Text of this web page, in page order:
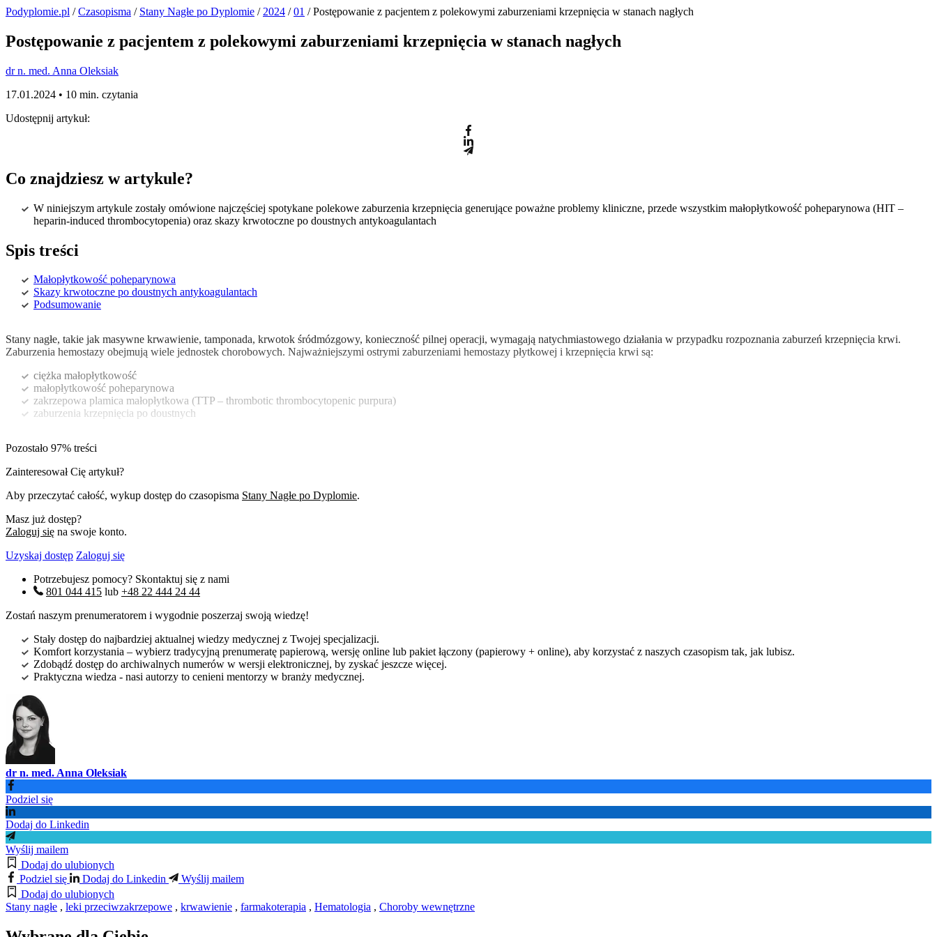
Podyplomie.pl /Czasopisma / Stany Nagłe po Dyplomie / 2024 /01 / Postępowanie z pacjentem z polekowymi zaburzeniami krzepnięcia w stanach nagłych
Postępowanie z pacjentem z polekowymi zaburzeniami krzepnięcia w stanach nagłych
dr n. med. Anna Oleksiak
17.01.2024 • 10 min. czytania
Udostępnij artykuł:
Co znajdziesz w artykule?
W niniejszym artykule zostały omówione najczęściej spotykane polekowe zaburzenia krzepnięcia generujące poważne problemy kliniczne, przede wszystkim małopłytkowość poheparynowa (HIT –
heparin-induced thrombocytopenia) oraz skazy krwotoczne po doustnych antykoagulantach
Spis treści
Małopłytkowość poheparynowa
Skazy krwotoczne po doustnych antykoagulantach
Podsumowanie
Stany nagłe, takie jak masywne krwawienie, tamponada, krwotok śródmózgowy, konieczność pilnej operacji, wymagają natychmiastowego działania w przypadku rozpoznania zaburzeń krzepnięcia krwi.
Zaburzenia hemostazy obejmują wiele jednostek chorobowych. Najważniejszymi ostrymi zaburzeniami hemostazy płytkowej i krzepnięcia krwi są:
ciężka małopłytkowość
małopłytkowość poheparynowa
zakrzepowa plamica małopłytkowa (TTP – thrombotic thrombocytopenic purpura)
zaburzenia krzepnięcia po doustnych
Pozostało 97% treści
Zainteresował Cię artykuł?
Aby przeczytać całość, wykup dostęp do czasopisma Stany Nagłe po Dyplomie.
Masz już dostęp?
Zaloguj się na swoje konto.
Uzyskaj dostęp Zaloguj się
Potrzebujesz pomocy? Skontaktuj się z nami
801 044 415 lub +48 22 444 24 44
Zostań naszym prenumeratorem i wygodnie poszerzaj swoją wiedzę!
Stały dostęp do najbardziej aktualnej wiedzy medycznej z Twojej specjalizacji.
Komfort korzystania – wybierz tradycyjną prenumeratę papierową, wersję online lub pakiet łączony (papierowy + online), aby korzystać z naszych czasopism tak, jak lubisz.
Zdobądź dostęp do archiwalnych numerów w wersji elektronicznej, by zyskać jeszcze więcej.
Praktyczna wiedza - nasi autorzy to cenieni mentorzy w branży medycznej.
dr n. med. Anna Oleksiak
Podziel się
Dodaj do Linkedin
Wyślij mailem
Dodaj do ulubionych
Podziel się
Dodaj do Linkedin
Wyślij mailem
Dodaj do ulubionych
Stany nagłe , leki przeciwzakrzepowe , krwawienie , farmakoterapia , Hematologia , Choroby wewnętrzne